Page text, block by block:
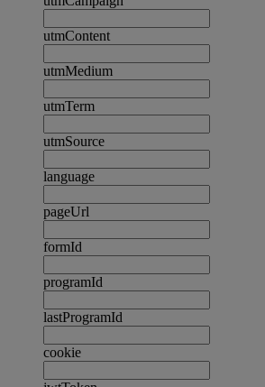
utmContent
utmMedium
utmTerm
utmSource
language
pageUrl
formId
programId
lastProgramId
cookie